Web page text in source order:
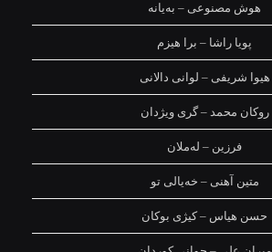
هوش مصنوعی – بەیانە
پویا راشا – برا هیزم
هیوا شریفی – لوانی دالانی
روکان محمد – گری ویژدان
فرزین – لەملان
متین آهنی – خەیالی تو
حسن هیاس – کیژی بوکان